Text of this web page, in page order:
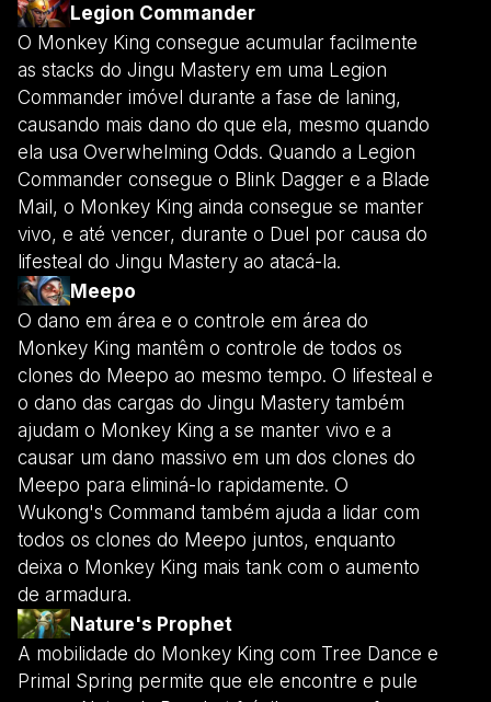
Legion Commander
O Monkey King consegue acumular facilmente
as stacks do Jingu Mastery em uma Legion
Commander imóvel durante a fase de laning,
causando mais dano do que ela, mesmo quando
ela usa Overwhelming Odds. Quando a Legion
Commander consegue o Blink Dagger e a Blade
Mail, o Monkey King ainda consegue se manter
vivo, e até vencer, durante o Duel por causa do
lifesteal do Jingu Mastery ao atacá-la.
Meepo
O dano em área e o controle em área do
Monkey King mantêm o controle de todos os
clones do Meepo ao mesmo tempo. O lifesteal e
o dano das cargas do Jingu Mastery também
ajudam o Monkey King a se manter vivo e a
causar um dano massivo em um dos clones do
Meepo para eliminá-lo rapidamente. O
Wukong's Command também ajuda a lidar com
todos os clones do Meepo juntos, enquanto
deixa o Monkey King mais tank com o aumento
de armadura.
Nature's Prophet
A mobilidade do Monkey King com Tree Dance e
Primal Spring permite que ele encontre e pule